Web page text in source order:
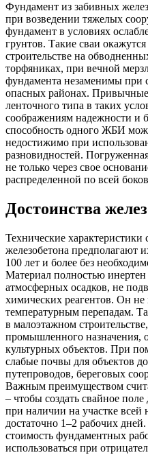
Фундамент из забивных
при возведении тяжелых
фундамент в условиях
грунтов. Такие сваи
строительстве на
торфяниках, при вечной
фундамента незаменимы при
опасных районах.
ленточного типа в таких
соображениям надежности и
способность одного ЖБИ
недостижимо при
разновидностей.
не только через свое
распределенной по всей
Достоинства
Технические
железобетона предполагают
100 лет и более без
Материал полностью
атмосферных осадков, не
химических реагентов. Он не
температурным перепадам.
в малоэтажном
промышленного назначения,
культурных объектов. При
слабые почвы для объектов
путепроводов, береговых
Важным преимуществом
– чтобы создать свайное
при наличии на участке всей
достаточно 1–2 рабочих
стоимость фундаментных
использоваться при